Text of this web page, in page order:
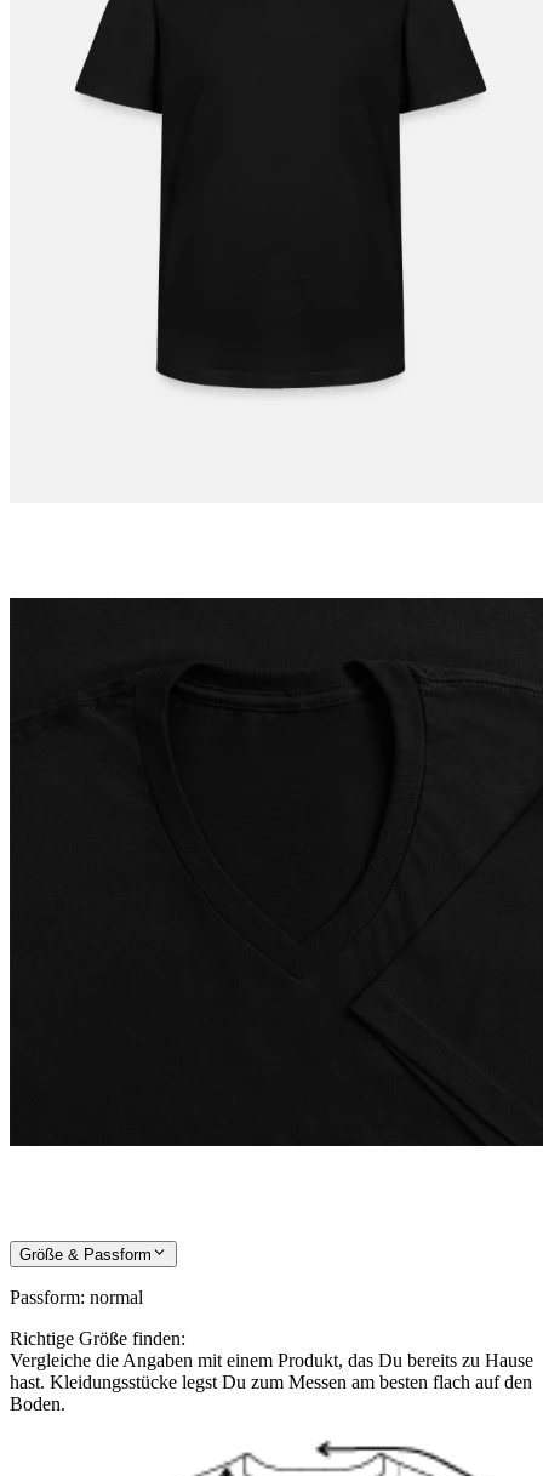
Größe & Passform
Passform: normal
Richtige Größe finden:
Vergleiche die Angaben mit einem Produkt, das Du bereits zu Hause
hast. Kleidungsstücke legst Du zum Messen am besten flach auf den
Boden.